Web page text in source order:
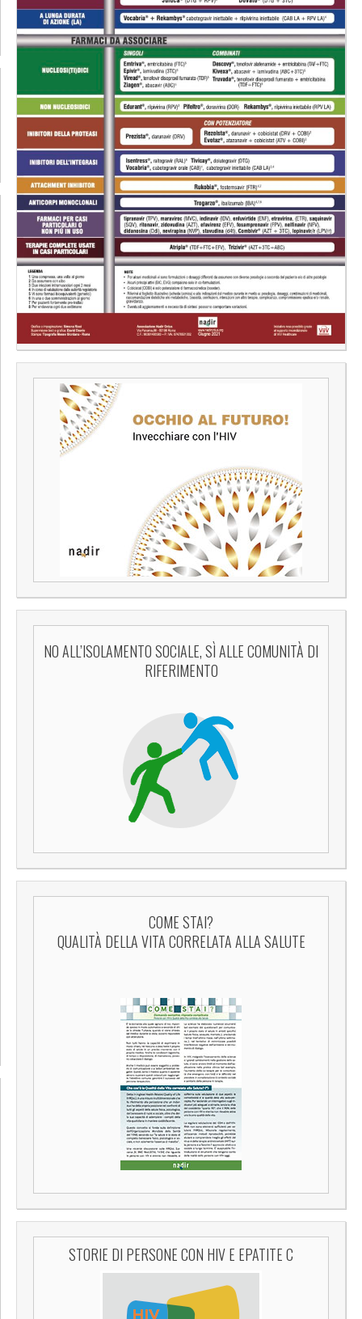
NO ALL’ISOLAMENTO SOCIALE, SÌ ALLE COMUNITÀ DI
RIFERIMENTO
COME STAI?
QUALITÀ DELLA VITA CORRELATA ALLA SALUTE
STORIE DI PERSONE CON HIV E EPATITE C